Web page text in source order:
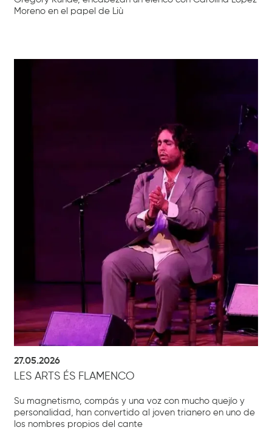
Moreno en el papel de Liù
27.05.2026
LES ARTS ÉS FLAMENCO
Su magnetismo, compás y una voz con mucho quejío y
personalidad, han convertido al joven trianero en uno de
los nombres propios del cante